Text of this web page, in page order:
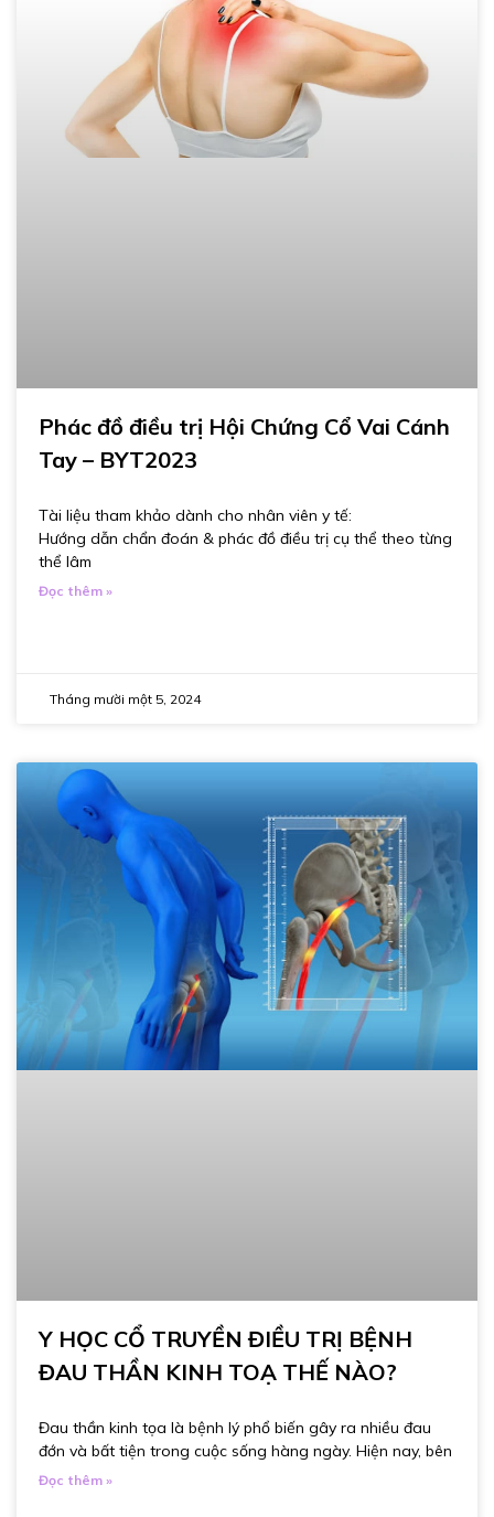
Phác đồ điều trị Hội Chứng Cổ Vai Cánh
Tay – BYT2023
Tài liệu tham khảo dành cho nhân viên y tế:
Hướng dẫn chẩn đoán & phác đồ điều trị cụ thể theo từng
thể lâm
Đọc thêm »
Tháng mười một 5, 2024
Y HỌC CỔ TRUYỀN ĐIỀU TRỊ BỆNH
ĐAU THẦN KINH TOẠ THẾ NÀO?
Đau thần kinh tọa là bệnh lý phổ biến gây ra nhiều đau
đớn và bất tiện trong cuộc sống hàng ngày. Hiện nay, bên
Đọc thêm »